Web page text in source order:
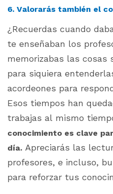
6. Valorarás también el
¿Recuerdas cuando
te enseñaban los
memorizabas las cosas
para siquiera
acordeones para
Esos tiempos han
trabajas al mismo
conocimiento es clave
día. Apreciarás las
profesores, e incluso,
para reforzar tus